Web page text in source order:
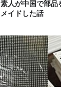
粧...
素人が中国で部品
メイドした話